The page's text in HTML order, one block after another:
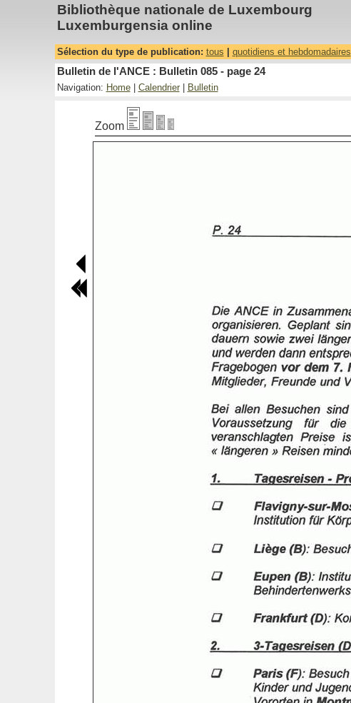
Bibliothèque nationale de Luxembourg
Luxemburgensia online
Sélection du type de publication: tous quotidiens et hebdomadaires
Bulletin de l'ANCE : Bulletin 085 - page 24
Navigation: Home| Calendrier| Bulletin
Zoom